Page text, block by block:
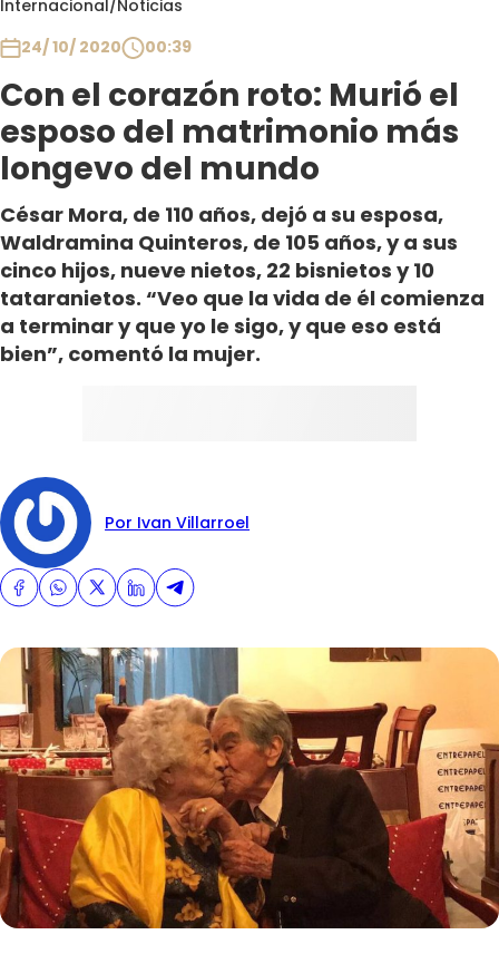
Internacional/Noticias
24/ 10/ 2020
00:39
Con el corazón roto: Murió el
esposo del matrimonio más
longevo del mundo
César Mora, de 110 años, dejó a su esposa,
Waldramina Quinteros, de 105 años, y a sus
cinco hijos, nueve nietos, 22 bisnietos y 10
tataranietos. “Veo que la vida de él comienza
a terminar y que yo le sigo, y que eso está
bien”, comentó la mujer.
Por Ivan Villarroel
Club De La Comedia
Contigo en Directo
Plan Perfecto
El Tiempo
Sabingo
Todos Los Programas